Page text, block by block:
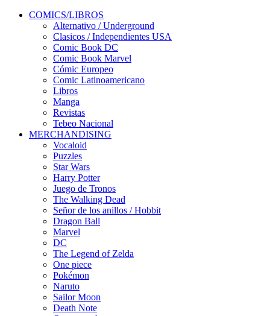
COMICS/LIBROS
Alternativo / Underground
Clasicos / Independientes USA
Comic Book DC
Comic Book Marvel
Cómic Europeo
Comic Latinoamericano
Libros
Manga
Revistas
Tebeo Nacional
MERCHANDISING
Vocaloid
Puzzles
Star Wars
Harry Potter
Juego de Tronos
The Walking Dead
Señor de los anillos / Hobbit
Dragon Ball
Marvel
DC
The Legend of Zelda
One piece
Pokémon
Naruto
Sailor Moon
Death Note